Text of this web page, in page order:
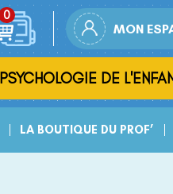
MON
PSYCHOLOGIE DE
LA BOUTIQUE DU PROF’